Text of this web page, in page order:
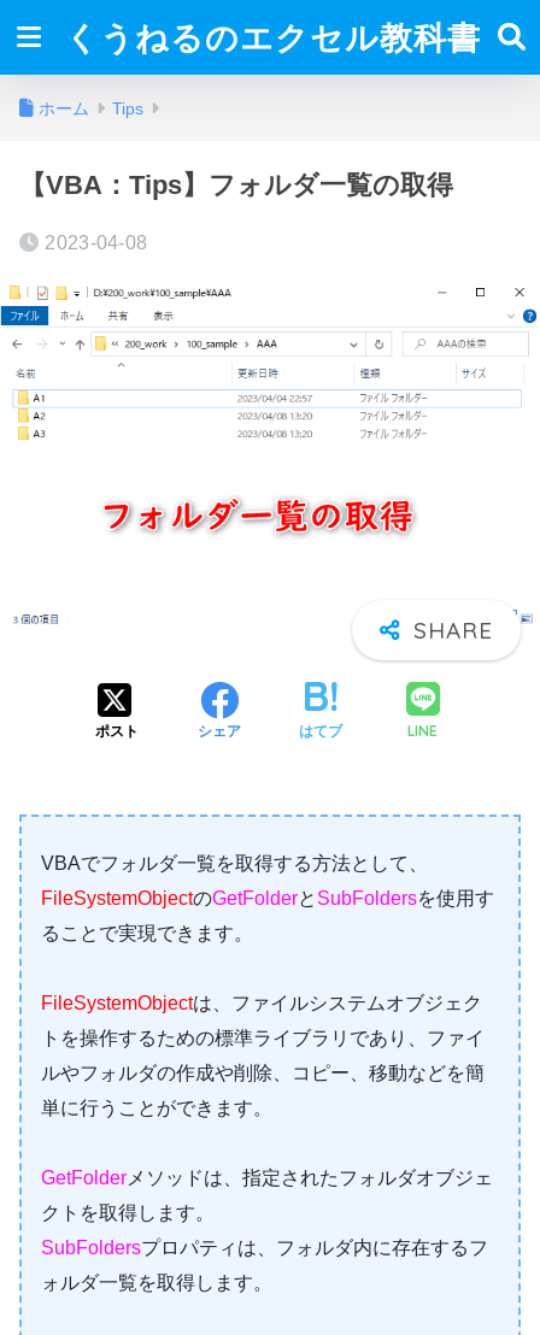
くうねるのエクセル教科書
ホーム Tips
【VBA：Tips】フォルダ一覧の取得
2023-04-08
ポスト シェア はてブ LINE
VBAでフォルダ一覧を取得する方法として、
FileSystemObjectのGetFolderと SubFoldersを使用す
ることで実現できます。
FileSystemObjectは、ファイルシステムオブジェク
トを操作するための標準ライブラリであり、ファイ
ルやフォルダの作成や削除、コピー、移動などを簡
単に行うことができます。
GetFolder メソッドは、指定されたフォルダオブジェ
クトを取得します。
SubFoldersプロパティは、フォルダ内に存在するフ
ォルダ一覧を取得します。